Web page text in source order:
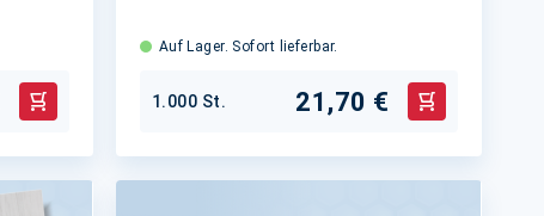
In den Warenkorb
Auf Lager. Sofort lieferbar.
1.000 St. 21,70 € In den